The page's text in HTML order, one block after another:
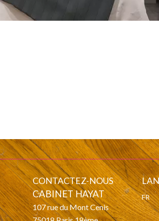
CONTACTEZ-NOUS
CABINET HAYAT
107 rue du Mont Cenis
FR